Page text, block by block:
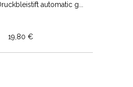
automatic g...
19,80 €